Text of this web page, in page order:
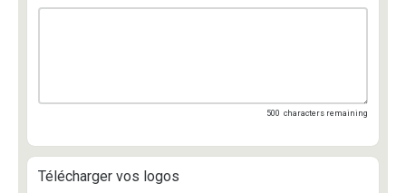
500 characters remaining
Télécharger vos logos